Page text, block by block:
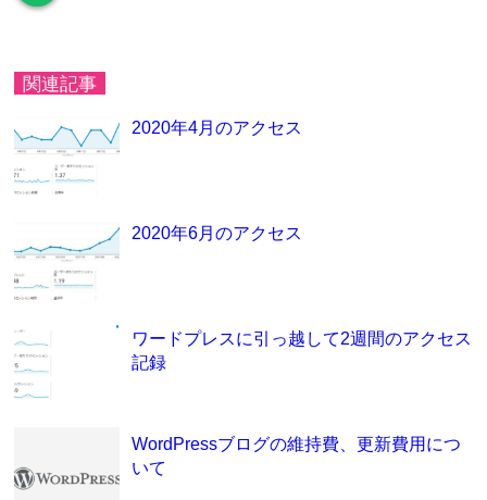
関連記事
2020年4月のアクセス
2020年6月のアクセス
ワードプレスに引っ越して2週間のアクセス
記録
WordPressブログの維持費、更新費用につ
いて